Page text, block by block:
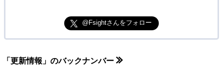
@Fsightさんをフォロー
「更新情報」のバックナンバー